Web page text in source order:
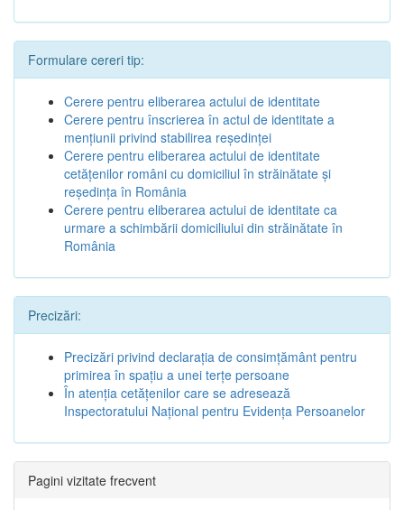
Formulare cereri tip:
Cerere pentru eliberarea actului de identitate
Cerere pentru înscrierea în actul de identitate a
menţiunii privind stabilirea reşedinţei
Cerere pentru eliberarea actului de identitate
cetăţenilor români cu domiciliul în străinătate şi
reşedinţa în România
Cerere pentru eliberarea actului de identitate ca
urmare a schimbării domiciliului din străinătate în
România
Precizări:
Precizări privind declaraţia de consimţământ pentru
primirea în spaţiu a unei terţe persoane
În atenţia cetăţenilor care se adresează
Inspectoratului Naţional pentru Evidenţa Persoanelor
Pagini vizitate frecvent